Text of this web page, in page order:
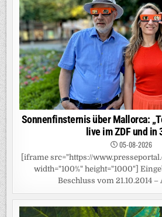
Sonnenfinsternis über Mallorca:
live im ZDF und in
05-08-2026
[iframe src="https://
width="100%" height="1000"]
Beschluss vom 21.10.2014 –